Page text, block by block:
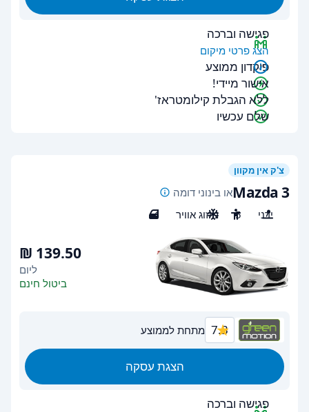
פגישה וברכה
הצג פרטי מיקום
פיקדון ממוצע
אישור מיידי!
ללא הגבלת קילומטראז'
שלם עכשיו
צ'ק אין מקוון
Mazda 3או בינוני דומה
ידני
5 מיזוג אוויר 4
ליום
ביטול חינם
7.3 מתחת לממוצע
הצגת עסקה
פגישה וברכה